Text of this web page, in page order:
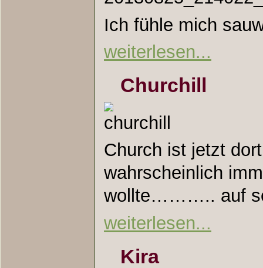
Ich fühle mich
weiterlesen...
Churchill
Church ist jetzt
wahrscheinlich
wollte……….. auf
weiterlesen...
Kira